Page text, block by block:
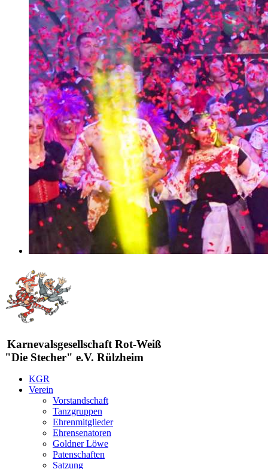
Karnevalsgesellschaft Rot-Weiß
"Die Stecher" e.V. Rülzheim
KGR
Verein
Vorstandschaft
Tanzgruppen
Ehrenmitglieder
Ehrensenatoren
Goldner Löwe
Patenschaften
Satzung